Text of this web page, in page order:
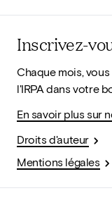
Inscrivez-
Chaque mois,
l'IRPA dans votre
En savoir plus sur
Droits d'auteur
Mentions légales